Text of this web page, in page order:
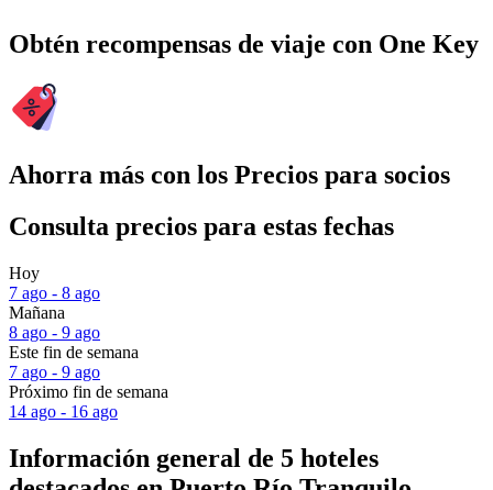
Obtén recompensas de viaje con One Key
Ahorra más con los Precios para socios
Consulta precios para estas fechas
Hoy
7 ago - 8 ago
Mañana
8 ago - 9 ago
Este fin de semana
7 ago - 9 ago
Próximo fin de semana
14 ago - 16 ago
Información general de 5 hoteles